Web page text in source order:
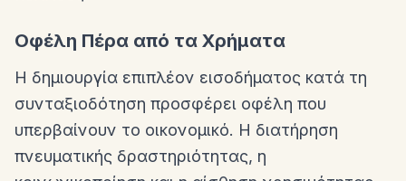
Οφέλη Πέρα από τα Χρήματα
Η δημιουργία επιπλέον εισοδήματος κατά τη
συνταξιοδότηση προσφέρει οφέλη που
υπερβαίνουν το οικονομικό. Η διατήρηση
πνευματικής δραστηριότητας, η